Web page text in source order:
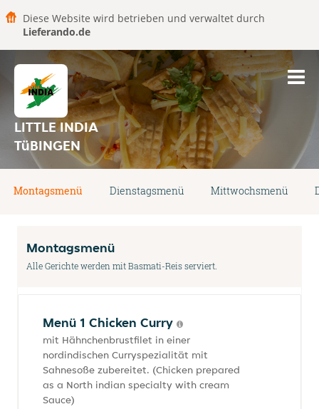
Diese Website wird betrieben und verwaltet durch
Lieferando.de
LITTLE INDIA
TüBINGEN
Montagsmenü Dienstagsmenü Mittwochsmenü
Montagsmenü
Alle Gerichte werden mit Basmati-Reis serviert.
Menü 1 Chicken Curry
mit Hähnchenbrustfilet in einer
nordindischen Curryspezialität mit
Sahnesoße zubereitet. (Chicken prepared
as a North indian specialty with cream
Sauce)